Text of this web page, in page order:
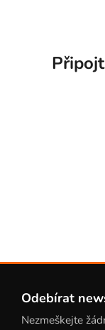
Odebírat
Nezmeškejte